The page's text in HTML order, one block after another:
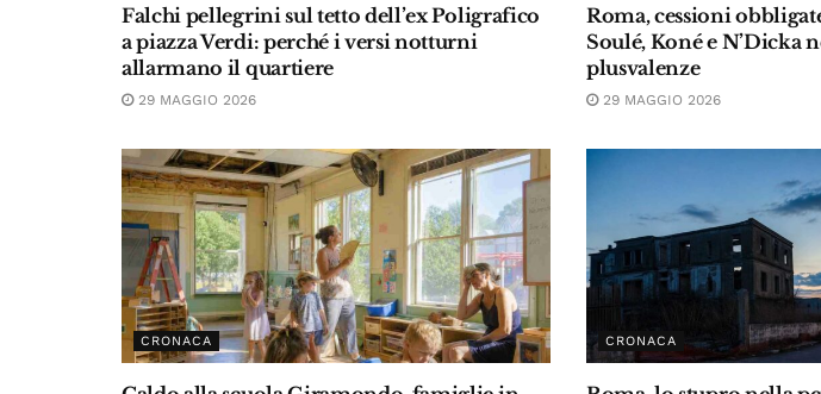
Falchi pellegrini sul tetto dell’ex Poligrafico
a piazza Verdi: perché i versi notturni
allarmano il quartiere
29 MAGGIO 2026
Roma, cessioni
Soulé, Koné e N’Dicka
plusvalenze
29 MAGGIO 2026
CRONACA CRONACA